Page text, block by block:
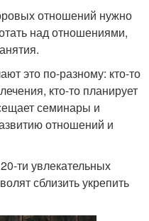
отношений нужно
над отношениями,
это по-разному: кто-то
кто-то планирует
семинары и
отношений и
ти увлекательных
сблизить укрепить